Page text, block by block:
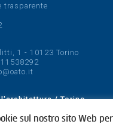
trasparente
1 - 10123 Torino
l'architettura / Torino
sul nostro sito Web